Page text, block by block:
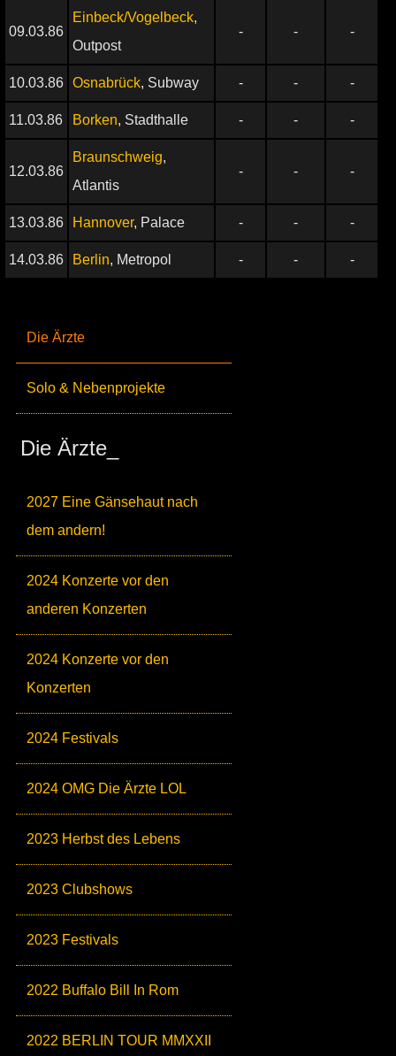
Die Ärzte
Solo & Nebenprojekte
Die Ärzte_
2027 Eine Gänsehaut nach
dem andern!
2024 Konzerte vor den
anderen Konzerten
2024 Konzerte vor den
Konzerten
2024 Festivals
2024 OMG Die Ärzte LOL
2023 Herbst des Lebens
2023 Clubshows
2023 Festivals
2022 Buffalo Bill In Rom
2022 BERLIN TOUR MMXXII
09.03.86
Einbeck/Vogelbeck,
Outpost
- - -
10.03.86 Osnabrück, Subway - - -
11.03.86 Borken, Stadthalle - - -
12.03.86
Braunschweig,
Atlantis
- - -
13.03.86 Hannover, Palace - - -
14.03.86 Berlin, Metropol - - -